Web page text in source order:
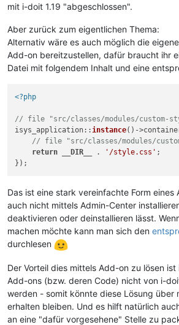
mit i-doit 1.19 "abgeschlossen".
Aber zurück zum eigentlichen Thema:
Alternativ wäre es auch möglich die
Add-on bereitzustellen, dafür braucht ihr
Datei mit folgendem Inhalt und eine
<?php
// file "src/classes/modules/custom-
isys_application:: instance()-
// file "src/classes/modules/
return
__DIR__ . '/style.css' ;
Das ist eine stark vereinfachte Form eines
auch nicht mittels Admin-Center
deaktivieren oder deinstallieren lässt.
machen möchte kann man sich den
durchlesen
Der Vorteil dies mittels Add-on zu lösen
Add-ons (bzw. deren Code) nicht von i-
werden - somit könnte diese Lösung über
erhalten bleiben. Und es hilft natürlich
an eine "dafür vorgesehene" Stelle zu